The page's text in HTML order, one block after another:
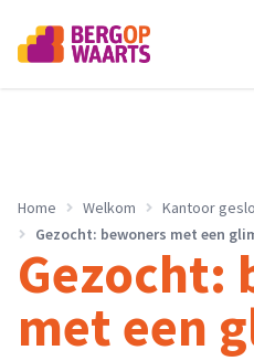
Home Welkom
Kantoor
Gezocht: bewoners met een
Gezocht:
met een